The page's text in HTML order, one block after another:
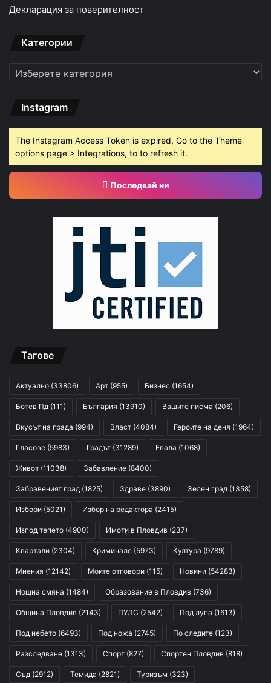
Декларация за поверителност
Категории
Категории
Instagram
The Instagram Access Token is expired, Go to the Theme
options page > Integrations, to to refresh it.
Последвай ни
Тагове
Актуално (33806) Арт (955) Бизнес (1654)
Ботев Пд (111) България (13910) Вашите писма (206)
Вкусът на града (994) Власт (4084) Героите на деня (1964)
Гласове (5983) Градът (31289) Евала (1068)
Живот (11038) Забавление (8400)
Забравеният град (1825) Здраве (3890) Зелен град (1358)
Избори (5021) Избор на редактора (2415)
Изпод тепето (4900) Имоти в Пловдив (237)
Квартали (2304) Криминале (5973) Култура (9789)
Мнения (12142) Моите отговори (115) Новини (54283)
Нощна смяна (1484) Образование в Пловдив (736)
Община Пловдив (2143) ПУЛС (2542) Под лупа (1613)
Под небето (6493) Под ножа (2745) По следите (123)
Разследване (1313) Спорт (827) Спортен Пловдив (818)
Съд (2912) Темида (2821) Туризъм (323)